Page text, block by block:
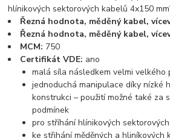
hlínikových sektorových kabelů 4x150
Řezná hodnota, měděný kabel,
Řezná hodnota, měděný kabel,
MCM: 750
Certifikát VDE: ano
malá síla následkem velmi velkého
jednoduchá manipulace díky nízké
konstrukci – použití možné také za
podmínek
pro stříhání hlínikových
ke střihání měděných a hliníkových